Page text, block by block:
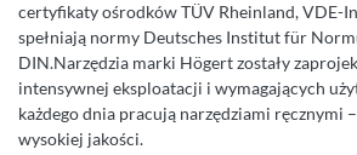
certyfikaty ośrodków TÜV Rheinland, VDE-
spełniają normy Deutsches Institut für
DIN.Narzędzia marki Högert zostały
intensywnej eksploatacji i wymagających
każdego dnia pracują narzędziami ręcznymi
wysokiej jakości.